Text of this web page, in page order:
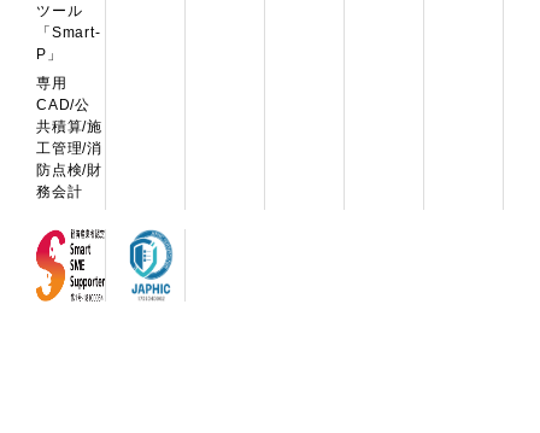
ツール
「Smart-
P」
専用
CAD/公
共積算/施
工管理/消
防点検/財
務会計